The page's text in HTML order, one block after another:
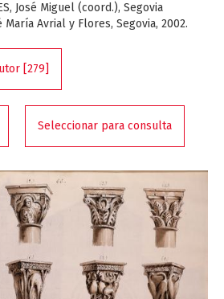
José Miguel (coord.), Segovia
Avrial y Flores, Segovia, 2002.
[279]
Seleccionar para consulta